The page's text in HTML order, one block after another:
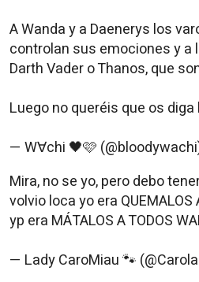
A Wanda y a Daenerys los
controlan sus emociones y a
Darth Vader o Thanos, que
Luego no queréis que os
— W∀chi 🖤🩷
Mira, no se yo, pero debo
volvio loca yo era
yp era MÁTALOS A TODOS
— Lady CaroMiau 🐾